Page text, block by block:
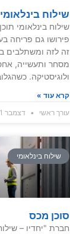
שילוח בינלאומי
שילוח בינלאומי
פירושו גם פריחה
זה לזה ומשתלבים
מסחר ותעשייה,
ולוגיסטיקה.
קרא עוד »
עורך ראשי
דצמבר 21, 2023
שילוח בינלאומי
סוכן מכס
חברת "יחדיו –